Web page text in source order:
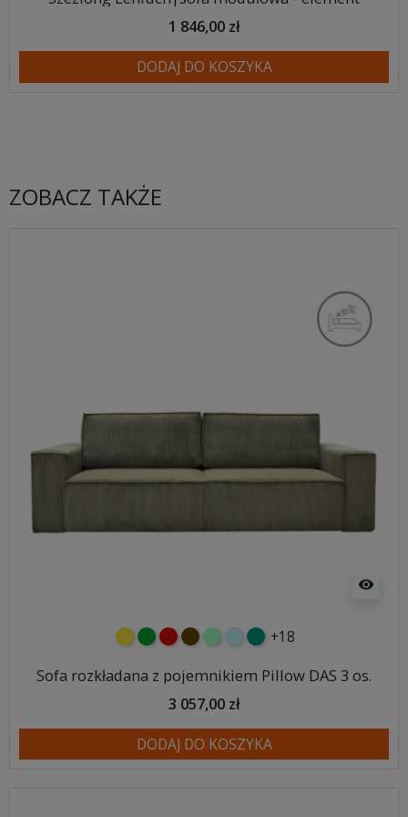
1 846,00 zł
DODAJ DO KOSZYKA
ZOBACZ TAKŻE
visibility
żółtyzielonyczerwony
czekoladowy
miętowybłękitny
turkusowy
+18
Sofa rozkładana z pojemnikiem Pillow DAS 3 os.
3 057,00 zł
DODAJ DO KOSZYKA